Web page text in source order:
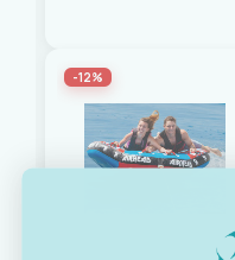
-12%